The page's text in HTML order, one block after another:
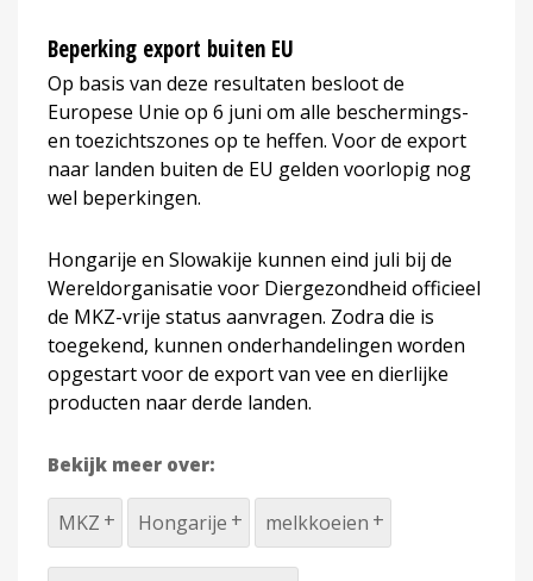
Beperking export buiten EU
Op basis van deze resultaten besloot de
Europese Unie op 6 juni om alle beschermings-
en toezichtszones op te heffen. Voor de export
naar landen buiten de EU gelden voorlopig nog
wel beperkingen.
Hongarije en Slowakije kunnen eind juli bij de
Wereldorganisatie voor Diergezondheid officieel
de MKZ-vrije status aanvragen. Zodra die is
toegekend, kunnen onderhandelingen worden
opgestart voor de export van vee en dierlijke
producten naar derde landen.
Bekijk meer over:
MKZ Hongarije melkkoeien